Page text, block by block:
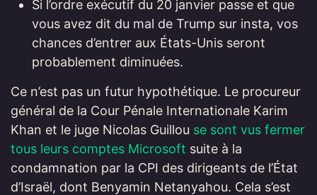
Si l’ordre exécutif du 20 janvier passe et que
vous avez dit du mal de Trump sur insta, vos
chances d’entrer aux États-Unis seront
probablement diminuées.
Ce n’est pas un futur hypothétique. Le procureur
général de la Cour Pénale Internationale Karim
Khan et le juge Nicolas Guillou se sont vus fermer
tous leurs comptes Microsoft suite à la
condamnation par la CPI des dirigeants de l’État
d’Israël, dont Benyamin Netanyahou. Cela s’est